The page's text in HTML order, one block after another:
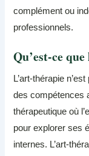
complément ou
professionnels.
Qu’est-ce
L’art-thérapie
des compétences
thérapeutique où
pour explorer ses
internes. L’art-